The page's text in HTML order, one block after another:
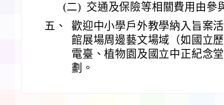
(二) 交通及保險等相關費用由參
五、
歡迎中小學戶外教學納入旨案
館展場周邊藝文場域（如國立
電臺、植物園及國立中正紀念
劃。